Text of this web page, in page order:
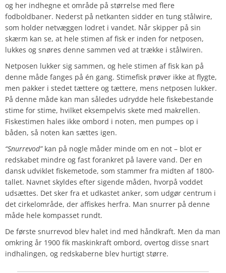
og her indhegne et område på størrelse med flere
fodboldbaner. Nederst på netkanten sidder en tung stålwire,
som holder netvæggen lodret i vandet. Når skipper på sin
skærm kan se, at hele stimen af fisk er inden for netposen,
lukkes og snøres denne sammen ved at trække i stålwiren.
Netposen lukker sig sammen, og hele stimen af fisk kan på
denne måde fanges på én gang. Stimefisk prøver ikke at flygte,
men pakker i stedet tættere og tættere, mens netposen lukker.
På denne måde kan man således udrydde hele fiskebestande
stime for stime, hvilket eksempelvis skete med makrellen.
Fiskestimen hales ikke ombord i noten, men pumpes op i
båden, så noten kan sættes igen.
“Snurrevod”kan på nogle måder minde om en not – blot er
redskabet mindre og fast forankret på lavere vand. Der en
dansk udviklet fiskemetode, som stammer fra midten af 1800-
tallet. Navnet skyldes efter sigende måden, hvorpå voddet
udsættes. Det sker fra et udkastet anker, som udgør centrum i
det cirkelområde, der affiskes herfra. Man snurrer på denne
måde hele kompasset rundt.
De første snurrevod blev halet ind med håndkraft. Men da man
omkring år 1900 fik maskinkraft ombord, overtog disse snart
indhalingen, og redskaberne blev hurtigt større.